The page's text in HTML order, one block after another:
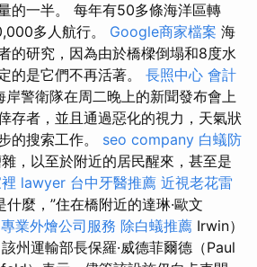
的一半。 每年有50多條海洋區轉
多人航行。 Google商家檔案 海
的研究，因為由於橋樑倒塌和8度水
的是它們不再活著。 長照中心 會計
岸警衛隊在周二晚上的新聞發布會上
存者，並且通過惡化的視力，天氣狀
的搜索工作。 seo company 白蟻防
，以至於附近的居民醒來，甚至是
lawyer 台中牙醫推薦 近視老花雷
什麼，”住在橋附近的達琳·歐文
專業外燴公司服務 除白蟻推薦 Irwin）
州運輸部長保羅·威德菲爾德（Paul